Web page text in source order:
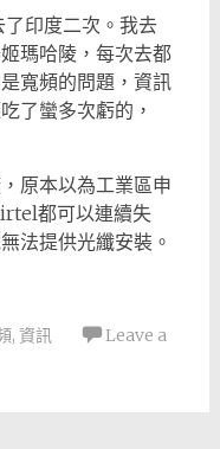
印度二次。我去
瑪哈陵，每次去都
寬頻的問題，資訊
了蠻多次虧的，
原本以為工業區申
都可以連續失
法提供光纖安裝。
, 資訊
Leave a